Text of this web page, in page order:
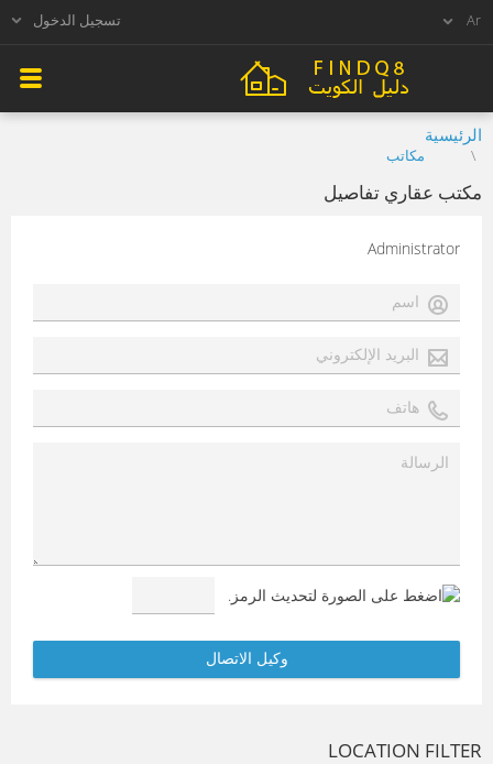
تسجيل الدخول
الرئيسية
مكاتب
مكتب عقاري تفاصيل
Administrator
LOCATION FILTER